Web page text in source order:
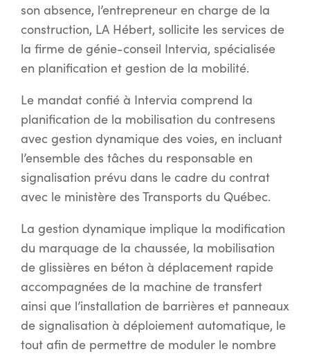
son absence, l’entrepreneur en charge de la
construction, LA Hébert, sollicite les services de
la firme de génie-conseil Intervia, spécialisée
en planification et gestion de la mobilité.
Le mandat confié à Intervia comprend la
planification de la mobilisation du contresens
avec gestion dynamique des voies, en incluant
l’ensemble des tâches du responsable en
signalisation prévu dans le cadre du contrat
avec le ministère des Transports du Québec.
La gestion dynamique implique la modification
du marquage de la chaussée, la mobilisation
de glissières en béton à déplacement rapide
accompagnées de la machine de transfert
ainsi que l’installation de barrières et panneaux
de signalisation à déploiement automatique, le
tout afin de permettre de moduler le nombre